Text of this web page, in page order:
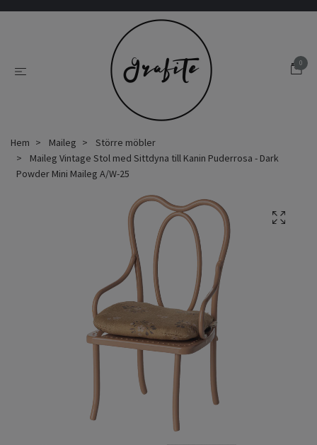
0
Hem Maileg
Större möbler
Maileg Vintage Stol med Sittdyna till Kanin Puderrosa - Dark
Powder Mini Maileg A/W-25